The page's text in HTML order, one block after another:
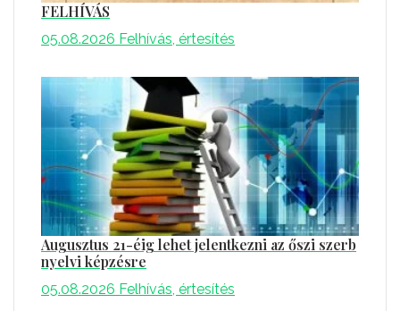
FELHÍVÁS
05.08.2026 Felhívás, értesítés
Augusztus 21-éig lehet jelentkezni az őszi szerb
nyelvi képzésre
05.08.2026 Felhívás, értesítés